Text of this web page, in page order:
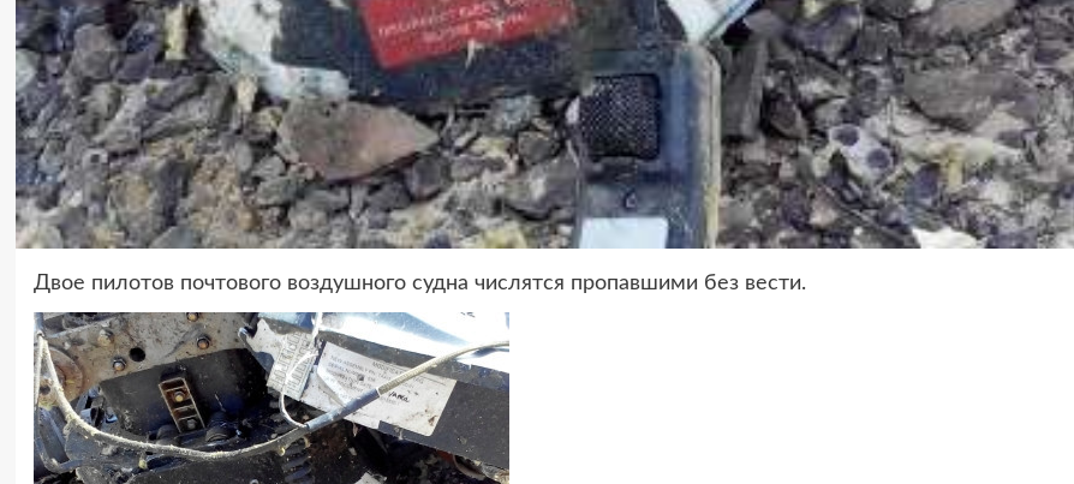
Двое пилотов почтового воздушного судна числятся пропавшими без вести.